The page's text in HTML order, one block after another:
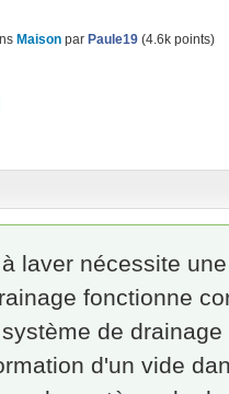
Maison par Paule19 (4.6k points)
laver nécessite
fonctionne
de
d'un vide